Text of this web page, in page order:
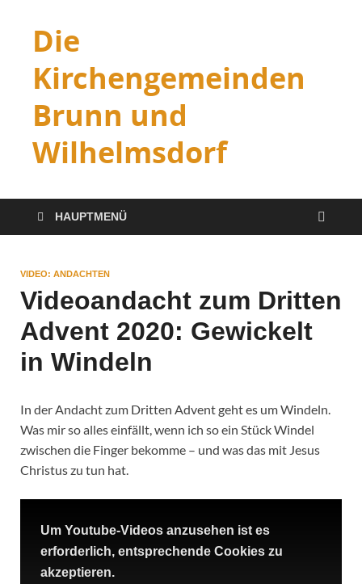
Die
Kirchengemeinden
Brunn und
Wilhelmsdorf
HAUPTMENÜ
VIDEO: ANDACHTEN
Videoandacht zum Dritten
Advent 2020: Gewickelt
in Windeln
In der Andacht zum Dritten Advent geht es um Windeln.
Was mir so alles einfällt, wenn ich so ein Stück Windel
zwischen die Finger bekomme – und was das mit Jesus
Christus zu tun hat.
Um Youtube-Videos anzusehen ist es
erforderlich, entsprechende Cookies zu
akzeptieren.